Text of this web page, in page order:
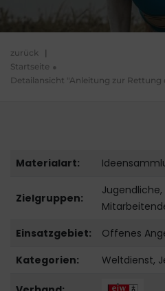
zurück |
Startseite
Detailansicht "Anleitung zur Rettung
Materialart:
Zielgruppen:
Jugendliche,
Einsatzgebiet:
Offenes
Kategorien:
Weltdienst,